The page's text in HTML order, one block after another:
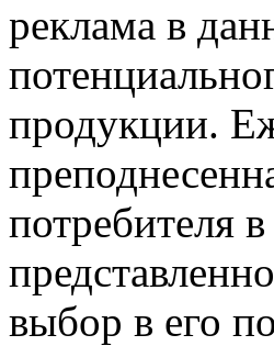
реклама в
продукции.
потребителя
выбор в его